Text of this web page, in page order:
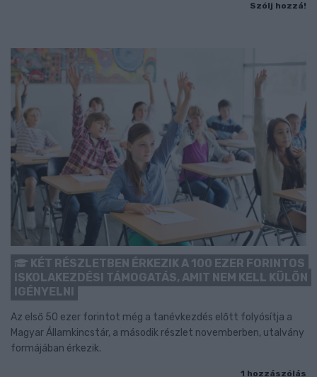
Szólj hozzá!
KÉT RÉSZLETBEN ÉRKEZIK A 100 EZER FORINTOS
ISKOLAKEZDÉSI TÁMOGATÁS, AMIT NEM KELL KÜLÖN
IGÉNYELNI
Az első 50 ezer forintot még a tanévkezdés előtt folyósítja a
Magyar Államkincstár, a második részlet novemberben, utalvány
formájában érkezik.
1 hozzászólás